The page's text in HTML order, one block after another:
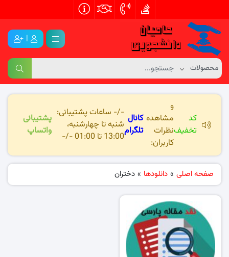
|
کد
تخفیف
و
مشاهده
نظرات
کاربران:
کانال
تلگرام
-/- ساعات پشتیبانی:
شنبه تا چهارشنبه،
13:00 تا 01:00 -/-
پشتیبانی
واتساپ
صفحه اصلی » دانلودها » دختران